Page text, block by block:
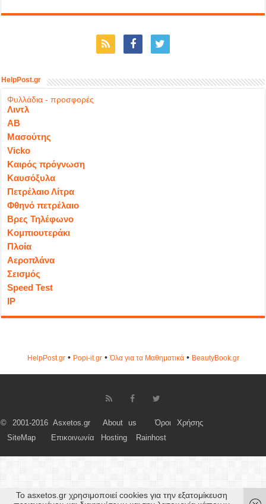
HelpPost.gr
Φυλλάδια - προσφορές
Λιντλ
ΑΒ
Μασούτης
Vicko
Καιρός πρόγνωση
Καυσόξυλα
Πετρέλαιο Λίτρα
Φθηνό πετρέλαιο
Βρες Τηλέφωνο
Κομπιουτεράκι
Πλοία
Αεροπλάνα
Σεισμός
Speed Test
IP
HelpPost.gr• Popi-it.gr•Όλα για τα Μαθηματικά• ΒeautyΒook.gr
© 2001-2016 Asxetos.gr About us
Όροι Χρήσης
SiteMap
Επικοινωνία Hosting Rainhost
Το asxetos.gr χρησιμοποιεί cookies για την εξατομίκευση